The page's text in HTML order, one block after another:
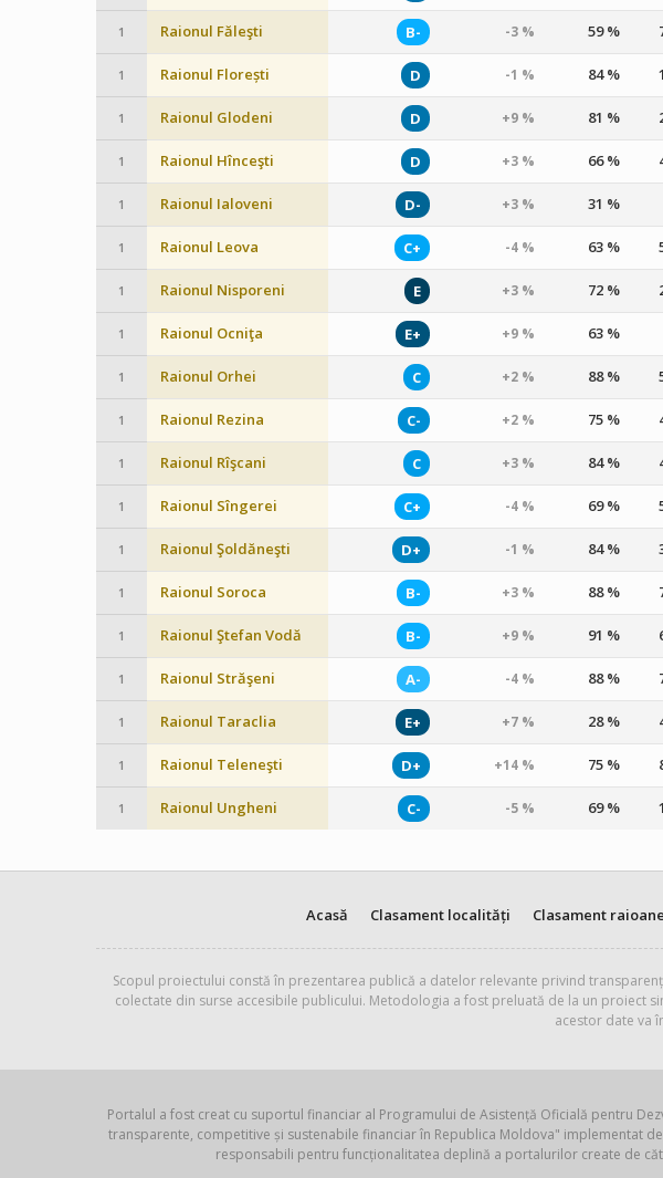
1 Raionul Făleşti B- -3 % 59 %
1 Raionul Florești D -1 % 84 %
1 Raionul Glodeni D +9 % 81 %
1 Raionul Hînceşti D +3 % 66 %
1 Raionul Ialoveni D- +3 % 31 %
1 Raionul Leova C+ -4 % 63 %
1 Raionul Nisporeni E +3 % 72 %
1 Raionul Ocniţa E+ +9 % 63 %
1 Raionul Orhei C +2 % 88 %
1 Raionul Rezina C- +2 % 75 %
1 Raionul Rîşcani C +3 % 84 %
1 Raionul Sîngerei C+ -4 % 69 %
1 Raionul Şoldăneşti D+ -1 % 84 %
1 Raionul Soroca B- +3 % 88 %
1 Raionul Ştefan Vodă B- +9 % 91 %
1 Raionul Străşeni A- -4 % 88 %
1 Raionul Taraclia E+ +7 % 28 %
1 Raionul Teleneşti D+ +14 % 75 %
1 Raionul Ungheni C- -5 % 69 %
Acasă Clasament localități Clasament raioane
Scopul proiectului constă în prezentarea publică a datelor relevante privind
colectate din surse accesibile publicului. Metodologia a fost preluată de la un proiect
acestor date va
Portalul a fost creat cu suportul financiar al Programului de Asistență Oficială pentru
transparente, competitive și sustenabile financiar în Republica Moldova" implementat
responsabili pentru funcționalitatea deplină a portalurilor create de